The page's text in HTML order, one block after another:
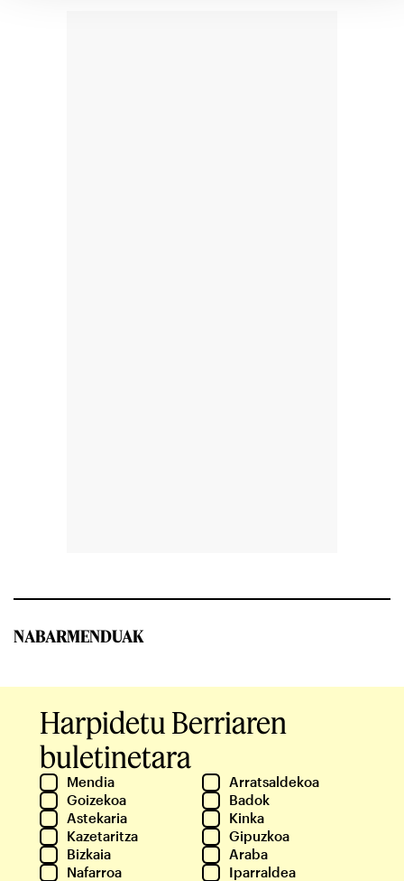
NABARMENDUAK
Harpidetu Berriaren
buletinetara
Mendia
Arratsaldekoa
Goizekoa
Badok
Astekaria
Kinka
Kazetaritza
Gipuzkoa
Bizkaia
Araba
Nafarroa
Iparraldea